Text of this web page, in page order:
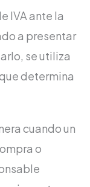
IVA ante la
a presentar
se utiliza
determina
cuando un
o